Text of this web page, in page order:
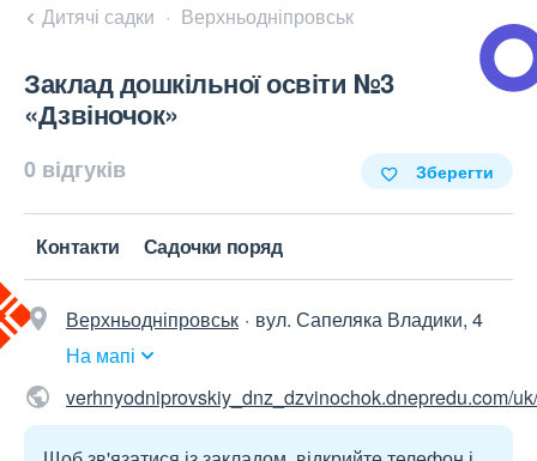
Дитячі садки Верхньодніпровськ
Заклад дошкільної освіти №3
«Дзвіночок»
0 відгуків Зберегти
Контакти Садочки поряд
Верхньодніпровськ
вул. Сапеляка Владики, 4
На мапі
verhnyodniprovskiy_dnz_dzvinochok.dnepredu.com/